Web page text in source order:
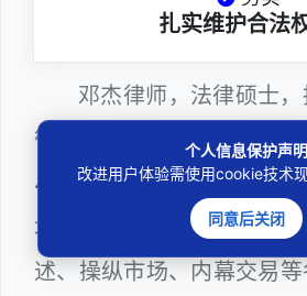
扎实维护合法
邓杰律师，法律硕士
衡（深圳）律师事务所，
403201810022100。邓杰
域法律诉讼，擅长处理欺
述、操纵市场、内幕交易
个人信息保护声明
改进用户体验需使用cookie技术
同意后关闭